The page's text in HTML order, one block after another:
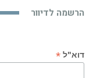
הרשמה לדיוור
דוא"ל *